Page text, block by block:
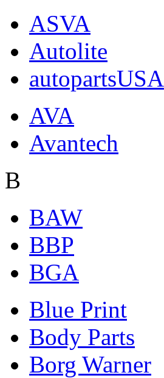
ASVA
Autolite
autopartsUSA
AVA
Avantech
B
BAW
BBP
BGA
Blue Print
Body Parts
Borg Warner